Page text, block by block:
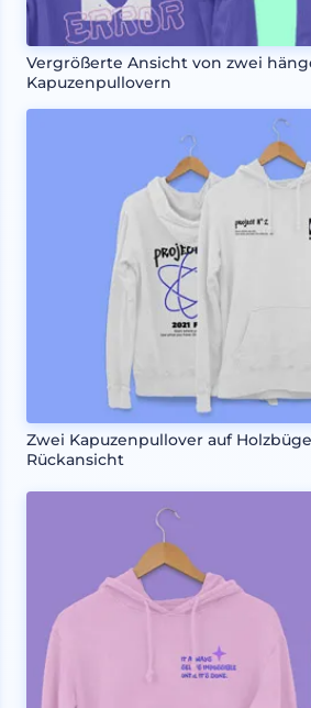
Vergrößerte Ansicht von zwei
Kapuzenpullovern
Zwei Kapuzenpullover auf
Rückansicht